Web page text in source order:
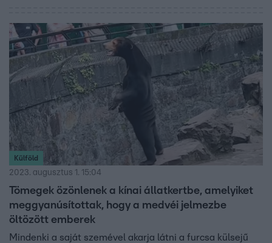
óvatosak, ha véletlenül egy nem várt idegennel találjuk
szembe magunkat.
Külföld
2023. augusztus 1. 15:04
Tömegek özönlenek a kínai állatkertbe, amelyiket
meggyanúsítottak, hogy a medvéi jelmezbe
öltözött emberek
Mindenki a saját szemével akarja látni a furcsa külsejű